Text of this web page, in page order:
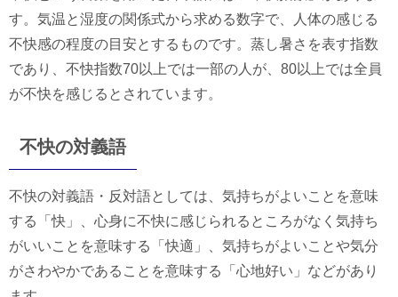
す。気温と湿度の関係式から求める数字で、人体の感じる
不快感の程度の目安とするものです。蒸し暑さを表す指数
であり、不快指数70以上では一部の人が、80以上では全員
が不快を感じるとされています。
不快の対義語
不快の対義語・反対語としては、気持ちがよいことを意味
する「快」、心身に不快に感じられるところがなく気持ち
がいいことを意味する「快適」、気持ちがよいことや気分
がさわやかであることを意味する「心地好い」などがあり